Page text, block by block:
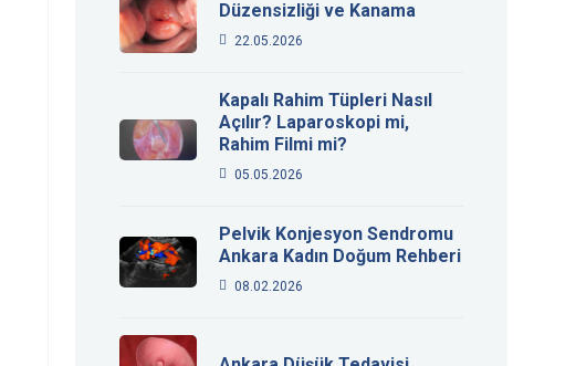
Düzensizliği ve Kanama
22.05.2026
Kapalı Rahim Tüpleri Nasıl
Açılır? Laparoskopi mi,
Rahim Filmi mi?
05.05.2026
Pelvik Konjesyon Sendromu
Ankara Kadın Doğum Rehberi
08.02.2026